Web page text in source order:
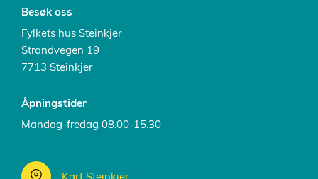
Besøk oss
Fylkets hus Steinkjer
Strandvegen 19
7713 Steinkjer
Åpningstider
Mandag-fredag 08.00-15.30